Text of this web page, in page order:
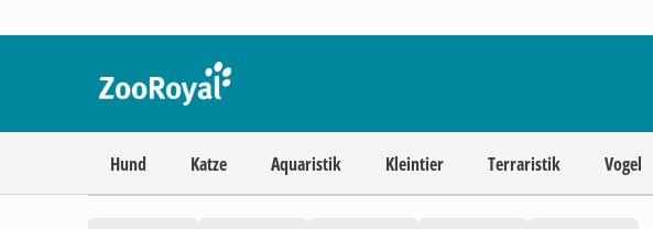
Hund Katze Aquaristik Kleintier Terraristik Vogel